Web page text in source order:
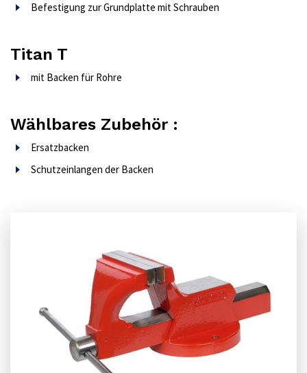
Befestigung zur Grundplatte mit Schrauben
Titan T
mit Backen für Rohre
Wählbares Zubehör :
Ersatzbacken
Schutzeinlangen der Backen